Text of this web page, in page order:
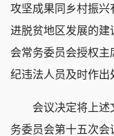
攻坚成果同乡村振兴
进脱贫地区发展的建
会常务委员会授权
纪违法人员及时作出
会议决定将上述文
务委员会第十五次会